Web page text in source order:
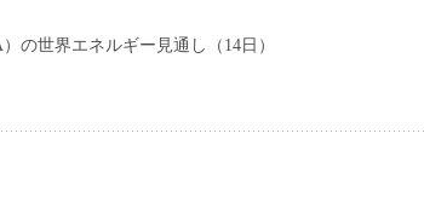
の世界エネルギー見通し（14日）